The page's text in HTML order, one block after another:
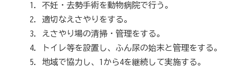
不妊・去勢手術を動物病院で行う。
適切なえさやりをする。
えさやり場の清掃・管理をする。
トイレ等を設置し、ふん尿の始末と管理をする。
地域で協力し、1から4を継続して実施する。